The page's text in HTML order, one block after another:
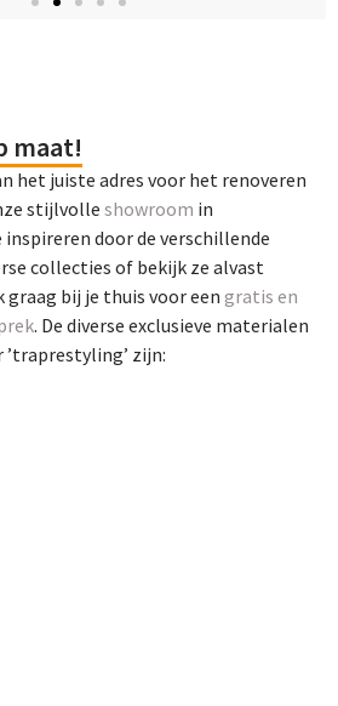
maat!
het juiste adres voor het renoveren
stijlvolleshowroom in
door de verschillende
collecties of bekijk ze alvast
graag bij je thuis voor eengratis en
. De diverse exclusieve materialen
’traprestyling’ zijn: